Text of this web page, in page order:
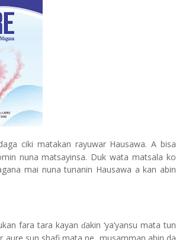
ciki matakan rayuwar Hausawa. A bisa
nuna matsayinsa. Duk wata matsala ko
mai nuna tunanin Hausawa a kan abin
fara tara kayanɗakin ‘ya’yansu mata tun